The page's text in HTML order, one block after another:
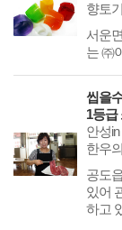
향토
서운
는 ㈜
씹을
1등급
안성
한우
공도
있어
하고